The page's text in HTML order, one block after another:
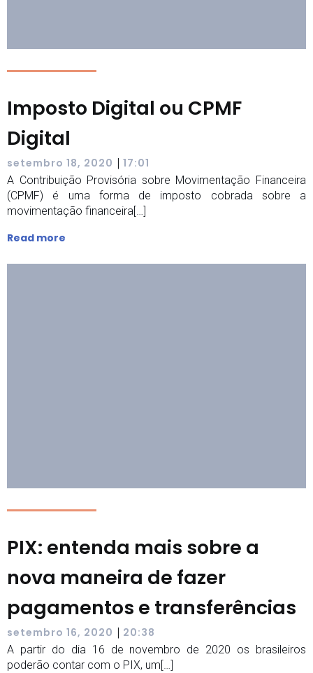
Imposto Digital ou CPMF
Digital
setembro 18, 2020 | 17:01
A Contribuição Provisória sobre Movimentação Financeira
(CPMF) é uma forma de imposto cobrada sobre a
movimentação financeira[…]
Read more
PIX: entenda mais sobre a
nova maneira de fazer
pagamentos e transferências
setembro 16, 2020 | 20:38
A partir do dia 16 de novembro de 2020 os brasileiros
poderão contar com o PIX, um[…]